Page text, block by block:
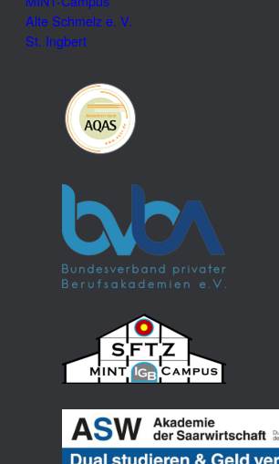
Alte Schmelz e. V.
St. Ingbert